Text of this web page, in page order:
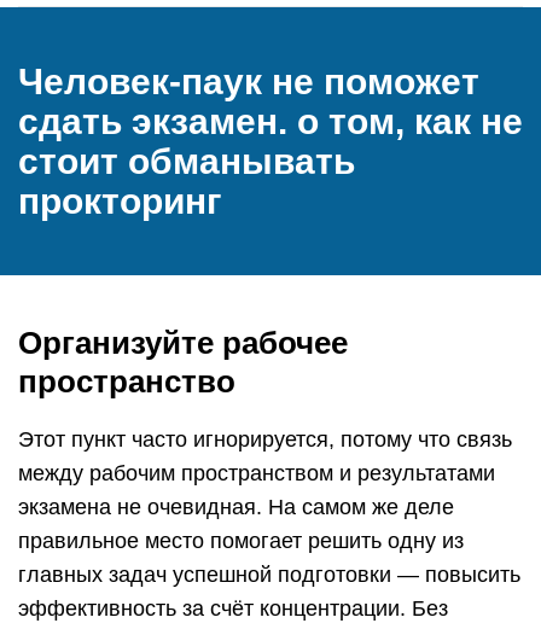
Человек-паук не поможет
сдать экзамен. о том, как не
стоит обманывать
прокторинг
Организуйте рабочее
пространство
Этот пункт часто игнорируется, потому что связь
между рабочим пространством и результатами
экзамена не очевидная. На самом же деле
правильное место помогает решить одну из
главных задач успешной подготовки — повысить
эффективность за счёт концентрации. Без